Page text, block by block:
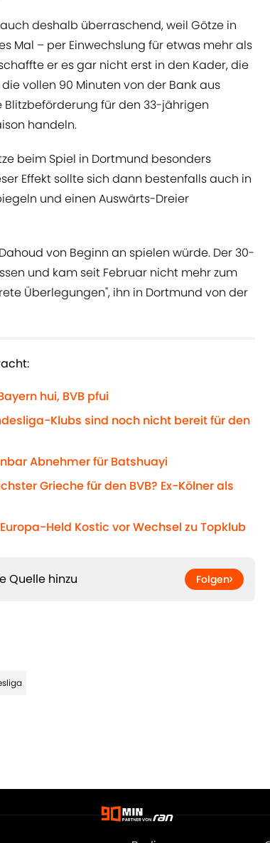
deshalb überraschend, weil Götze in
Mal – per Einwechslung für etwas mehr als
er es gar nicht erst in den Kader, die
vollen 90 Minuten von der Bank aus
Blitzbeförderung für den 33-jährigen
handeln.
beim Spiel in Dortmund besonders
Effekt sollte sich dann bestenfalls auch in
und einen Auswärts-Dreier
von Beginn an spielen würde. Der 30-
und kam seit Februar nicht mehr zum
Überlegungen", ihn in Dortmund von der
hui, BVB pfui
Klubs sind noch nicht bereit für den
Abnehmer für Batshuayi
Grieche für den BVB? Ex-Kölner als
Held Kostic vor Wechsel zu Topklub
Quelle hinzu Folgen